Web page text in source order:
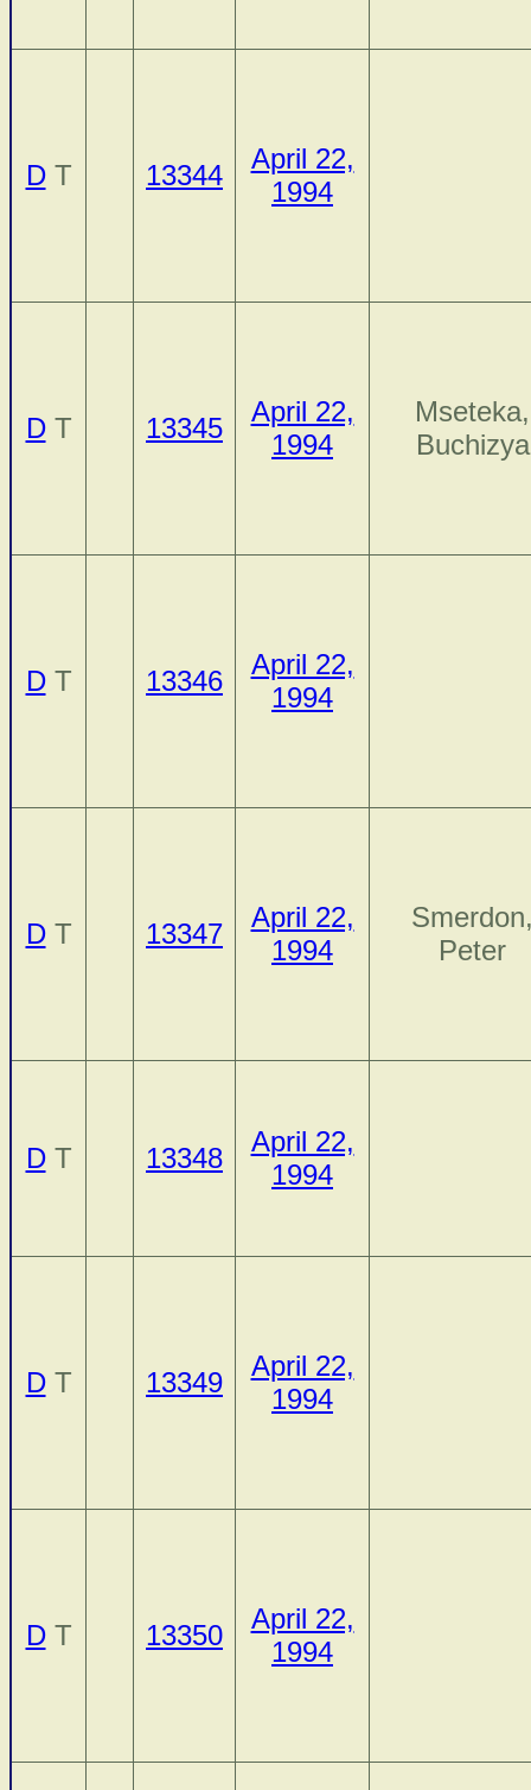
DT 13344
April 22,
1994
DT 13345
April 22,
1994
Mseteka,
Buchizya
DT 13346
April 22,
1994
DT 13347
April 22,
1994
Peter
DT 13348
April 22,
1994
DT 13349
April 22,
1994
DT 13350
April 22,
1994